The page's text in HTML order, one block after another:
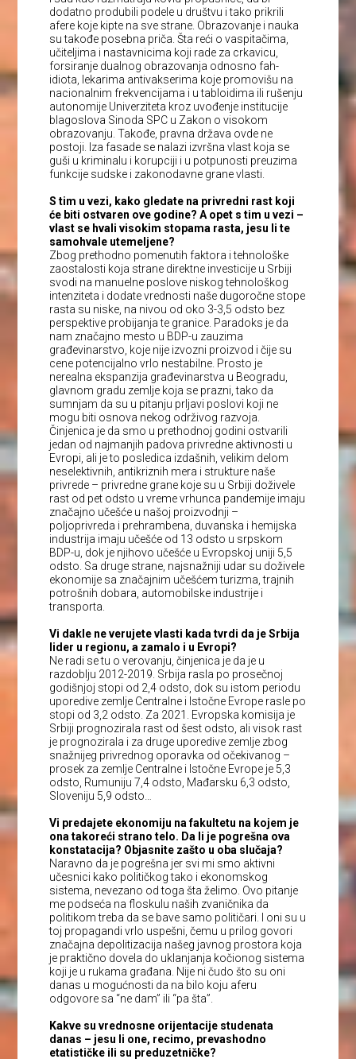
dodatno produbili podele u društvu i tako prikrili
afere koje kipte na sve strane. Obrazovanje i nauka
su takođe posebna priča. Šta reći o vaspitačima,
učiteljima i nastavnicima koji rade za crkavicu,
forsiranje dualnog obrazovanja odnosno fah-
idiota, lekarima antivakserima koje promovišu na
nacionalnim frekvencijama i u tabloidima ili rušenju
autonomije Univerziteta kroz uvođenje institucije
blagoslova Sinoda SPC u Zakon o visokom
obrazovanju. Takođe, pravna država ovde ne
postoji. Iza fasade se nalazi izvršna vlast koja se
guši u kriminalu i korupciji i u potpunosti preuzima
funkcije sudske i zakonodavne grane vlasti.
S tim u vezi, kako gledate na privredni rast koji
će biti ostvaren ove godine? A opet s tim u vezi –
vlast se hvali visokim stopama rasta, jesu li te
samohvale utemeljene?
Zbog prethodno pomenutih faktora i tehnološke
zaostalosti koja strane direktne investicije u Srbiji
svodi na manuelne poslove niskog tehnološkog
intenziteta i dodate vrednosti naše dugoročne stope
rasta su niske, na nivou od oko 3-3,5 odsto bez
perspektive probijanja te granice. Paradoks je da
nam značajno mesto u BDP-u zauzima
građevinarstvo, koje nije izvozni proizvod i čije su
cene potencijalno vrlo nestabilne. Prosto je
nerealna ekspanzija građevinarstva u Beogradu,
glavnom gradu zemlje koja se prazni, tako da
sumnjam da su u pitanju prljavi poslovi koji ne
mogu biti osnova nekog održivog razvoja.
Činjenica je da smo u prethodnoj godini ostvarili
jedan od najmanjih padova privredne aktivnosti u
Evropi, ali je to posledica izdašnih, velikim delom
neselektivnih, antikriznih mera i strukture naše
privrede – privredne grane koje su u Srbiji doživele
rast od pet odsto u vreme vrhunca pandemije imaju
značajno učešće u našoj proizvodnji –
poljoprivreda i prehrambena, duvanska i hemijska
industrija imaju učešće od 13 odsto u srpskom
BDP-u, dok je njihovo učešće u Evropskoj uniji 5,5
odsto. Sa druge strane, najsnažniji udar su doživele
ekonomije sa značajnim učešćem turizma, trajnih
potrošnih dobara, automobilske industrije i
transporta.
Vi dakle ne verujete vlasti kada tvrdi da je Srbija
lider u regionu, a zamalo i u Evropi?
Ne radi se tu o verovanju, činjenica je da je u
razdoblju 2012-2019. Srbija rasla po prosečnoj
godišnjoj stopi od 2,4 odsto, dok su istom periodu
uporedive zemlje Centralne i Istočne Evrope rasle po
stopi od 3,2 odsto. Za 2021. Evropska komisija je
Srbiji prognozirala rast od šest odsto, ali visok rast
je prognozirala i za druge uporedive zemlje zbog
snažnijeg privrednog oporavka od očekivanog –
prosek za zemlje Centralne i Istočne Evrope je 5,3
odsto, Rumuniju 7,4 odsto, Mađarsku 6,3 odsto,
Sloveniju 5,9 odsto…
Vi predajete ekonomiju na fakultetu na kojem je
ona takoreći strano telo. Da li je pogrešna ova
konstatacija? Objasnite zašto u oba slučaja?
Naravno da je pogrešna jer svi mi smo aktivni
učesnici kako političkog tako i ekonomskog
sistema, nevezano od toga šta želimo. Ovo pitanje
me podseća na floskulu naših zvaničnika da
politikom treba da se bave samo političari. I oni su u
toj propagandi vrlo uspešni, čemu u prilog govori
značajna depolitizacija našeg javnog prostora koja
je praktično dovela do uklanjanja kočionog sistema
koji je u rukama građana. Nije ni čudo što su oni
danas u mogućnosti da na bilo koju aferu
odgovore sa “ne dam” ili “pa šta”.
Kakve su vrednosne orijentacije studenata
danas – jesu li one, recimo, prevashodno
etatističke ili su preduzetničke?